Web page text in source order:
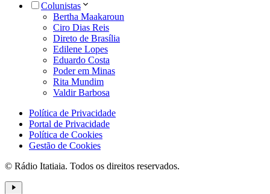
Colunistas
Bertha Maakaroun
Ciro Dias Reis
Direto de Brasília
Edilene Lopes
Eduardo Costa
Poder em Minas
Rita Mundim
Valdir Barbosa
Política de Privacidade
Portal de Privacidade
Política de Cookies
Gestão de Cookies
© Rádio Itatiaia. Todos os direitos reservados.